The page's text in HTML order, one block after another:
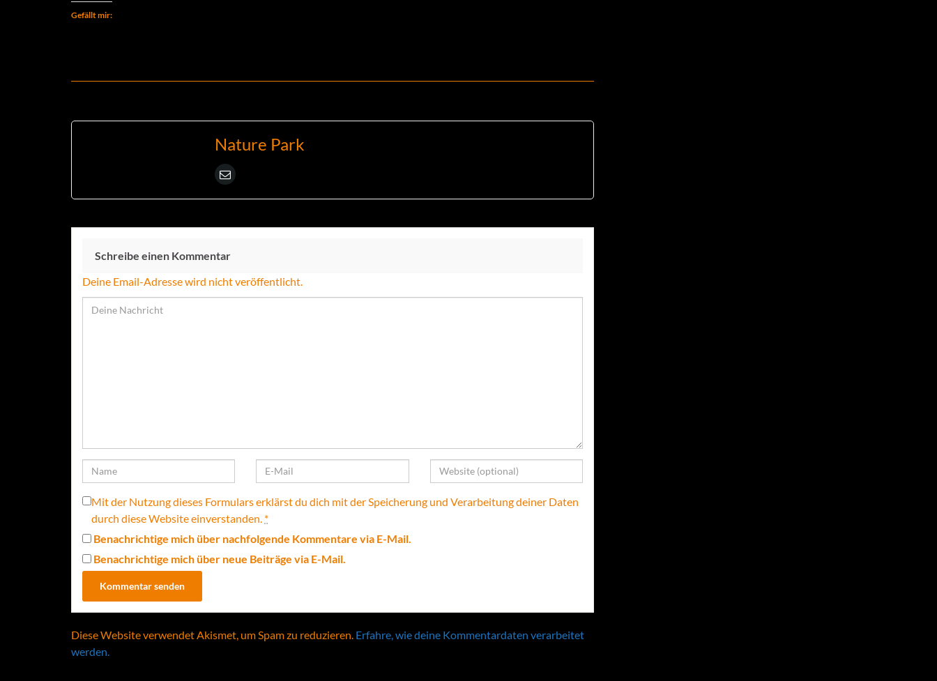
Gefällt mir:
Nature Park
Schreibe einen Kommentar
Deine Email-Adresse wird nicht veröffentlicht.
Mit der Nutzung dieses Formulars erklärst du dich mit der Speicherung und Verarbeitung deiner Daten
durch diese Website einverstanden. *
Benachrichtige mich über nachfolgende Kommentare via E-Mail.
Benachrichtige mich über neue Beiträge via E-Mail.
Diese Website verwendet Akismet, um Spam zu reduzieren. Erfahre, wie deine Kommentardaten verarbeitet
werden.